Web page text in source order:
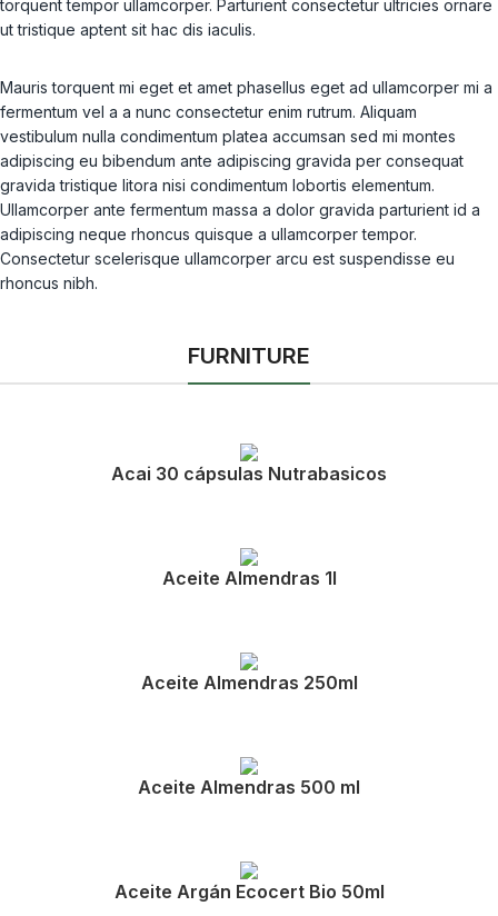
torquent tempor ullamcorper. Parturient consectetur ultricies ornare
ut tristique aptent sit hac dis iaculis.
Mauris torquent mi eget et amet phasellus eget ad ullamcorper mi a
fermentum vel a a nunc consectetur enim rutrum. Aliquam
vestibulum nulla condimentum platea accumsan sed mi montes
adipiscing eu bibendum ante adipiscing gravida per consequat
gravida tristique litora nisi condimentum lobortis elementum.
Ullamcorper ante fermentum massa a dolor gravida parturient id a
adipiscing neque rhoncus quisque a ullamcorper tempor.
Consectetur scelerisque ullamcorper arcu est suspendisse eu
rhoncus nibh.
FURNITURE
Acai 30 cápsulas Nutrabasicos
Aceite Almendras 1l
Aceite Almendras 250ml
Aceite Almendras 500 ml
Aceite Argán Ecocert Bio 50ml